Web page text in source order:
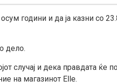
години и да ја казни со
дело.
случај и дека правдата ќе
на магазинот Elle.